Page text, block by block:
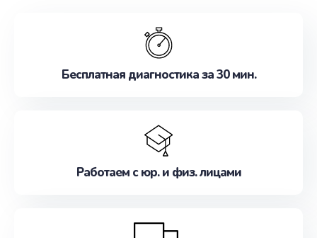
Бесплатная диагностика за 30 мин.
Работаем с юр. и физ. лицами